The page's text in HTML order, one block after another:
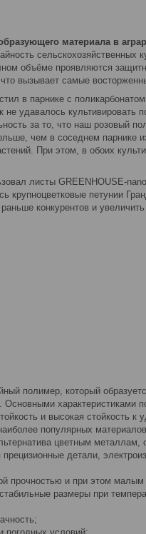
материала в
сельскохозяйственных
объёме проявляются
вызывает самые
в парнике с
не удавалось культивировать
за то, что наш розовый
чем в соседнем парнике
При этом, в обоих
листы GREENHOUSE-
крупноцветковые петунии
конкурентов и
полимер, который
характеристиками
и высокая стойкость к
популярных
цветным металлам,
детали,
прочностью и при этом
размеры при